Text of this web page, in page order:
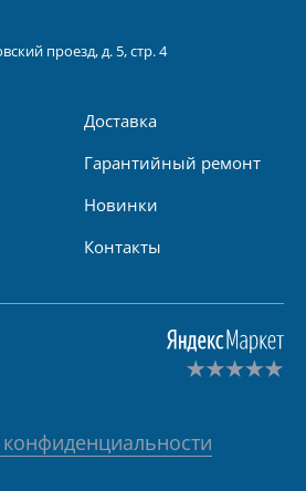
проезд, д. 5, стр. 4
Доставка
Гарантийный ремонт
Новинки
Контакты